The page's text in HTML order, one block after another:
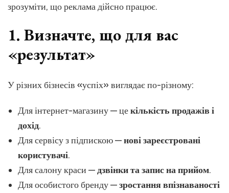
зрозуміти, що реклама дійсно працює.
1. Визначте, що для вас
«результат»
У різних бізнесів «успіх» виглядає по-різному:
Для інтернет-магазину — цекількість продажів і
дохід.
Для сервісу з підпискою —нові зареєстровані
користувачі.
Для салону краси —дзвінки та запис на прийом.
Для особистого бренду —зростання впізнаваності